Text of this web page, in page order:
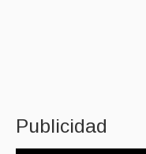
Publicidad